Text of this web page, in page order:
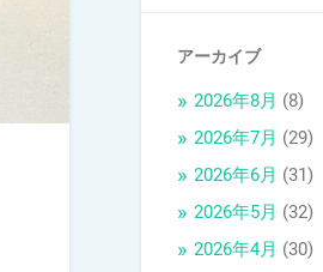
アーカイブ
2026年8月 (8)
2026年7月 (29)
2026年6月 (31)
2026年5月 (32)
2026年4月 (30)